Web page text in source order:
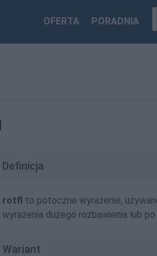
OFERTA PORADNIA
Definicja
rotfl to potoczne wyrażenie,
wyrażenia dużego rozbawienia lub
Wariant